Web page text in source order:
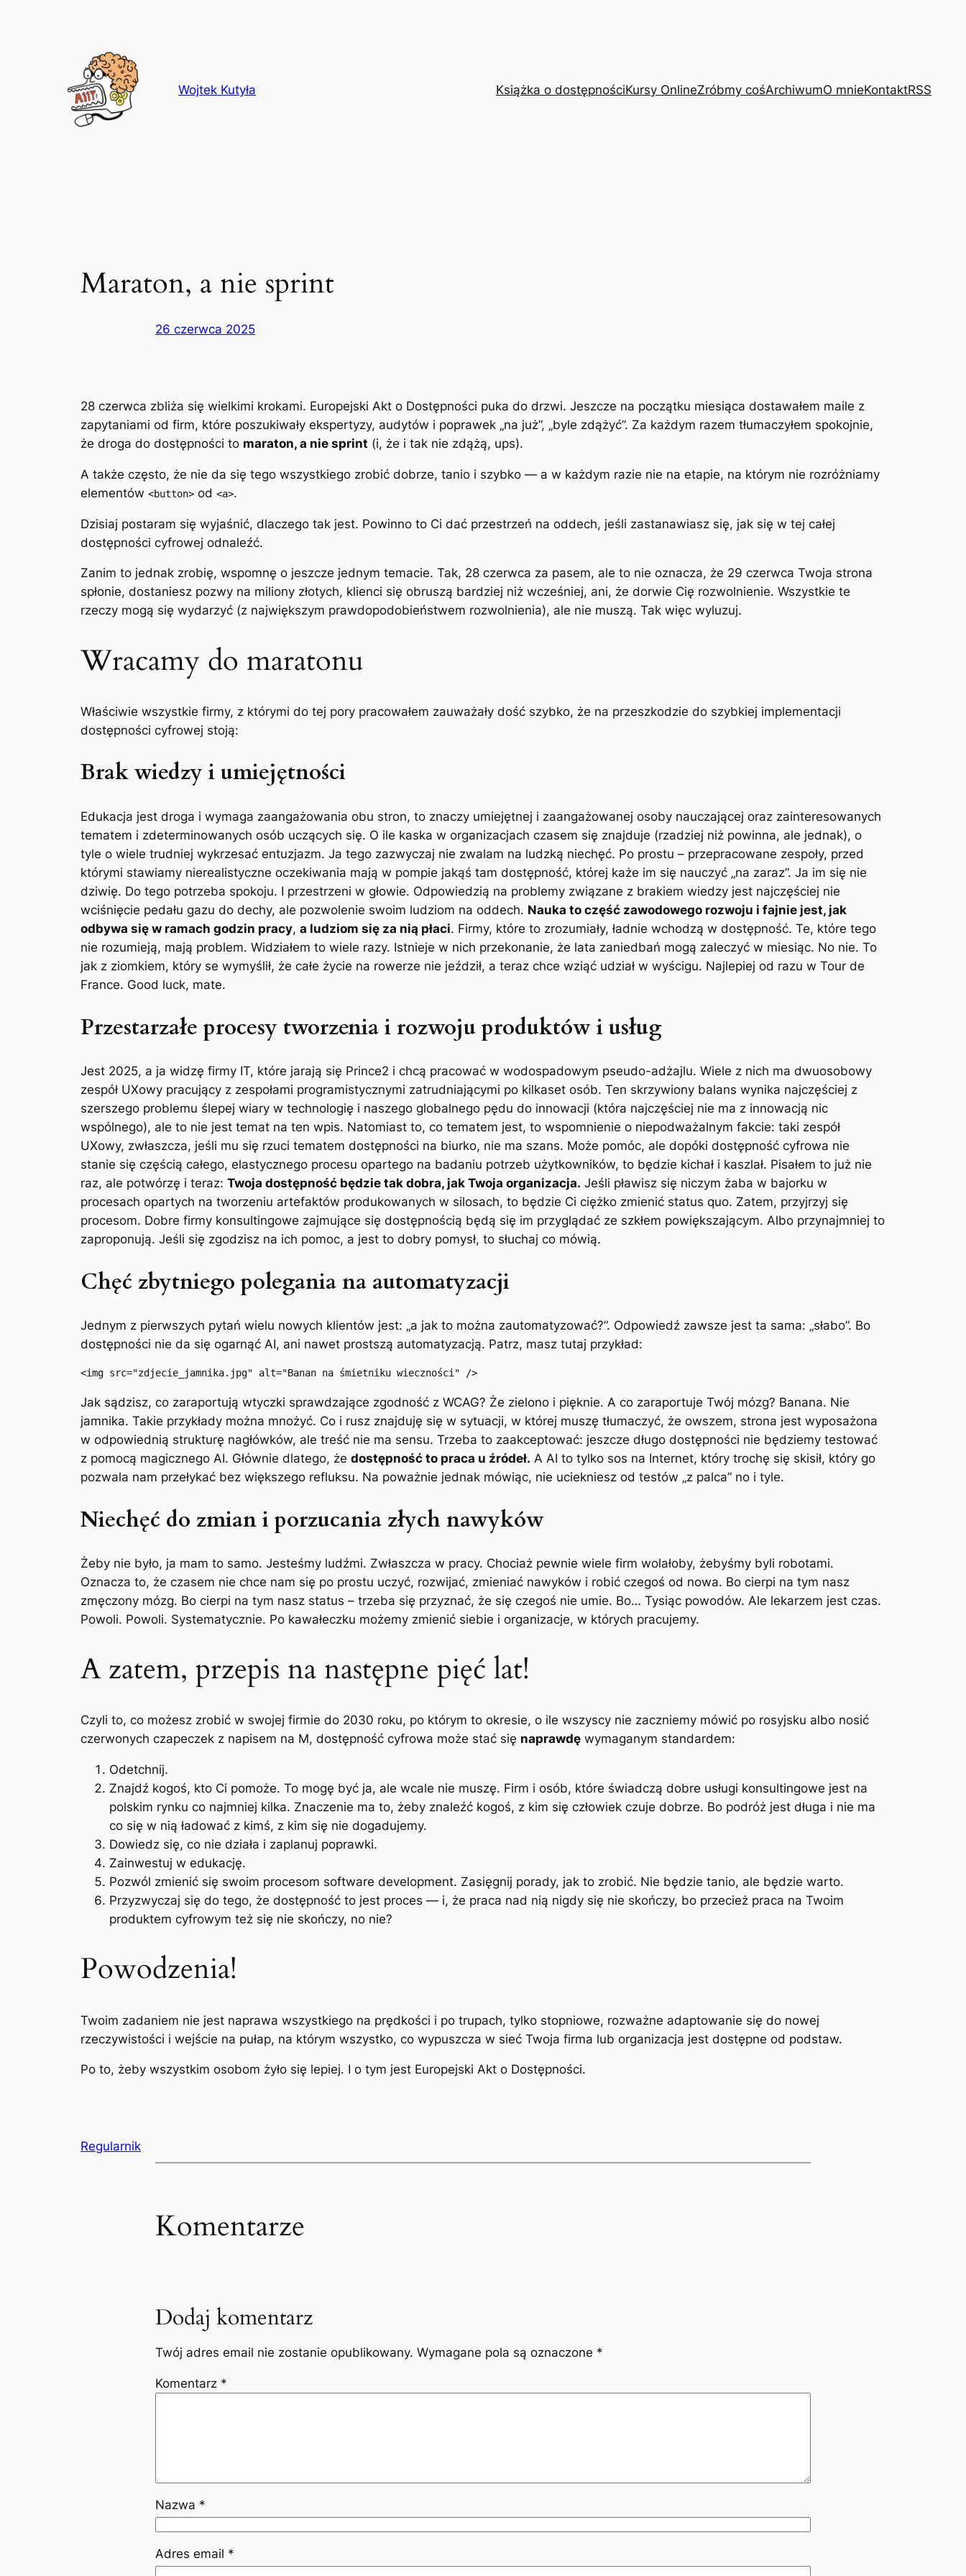
Wojtek Kutyła Książka o dostępnościKursy OnlineZróbmy cośArchiwumO mnieKontaktRSS
Maraton, a nie sprint
26 czerwca 2025
28 czerwca zbliża się wielkimi krokami. Europejski Akt o Dostępności puka do drzwi. Jeszcze na początku miesiąca dostawałem maile z
zapytaniami od firm, które poszukiwały ekspertyzy, audytów i poprawek „na już”, „byle zdążyć”. Za każdym razem tłumaczyłem spokojnie,
że droga do dostępności to maraton, a nie sprint (i, że i tak nie zdążą, ups).
A także często, że nie da się tego wszystkiego zrobić dobrze, tanio i szybko — a w każdym razie nie na etapie, na którym nie rozróżniamy
elementów <button> od <a>.
Dzisiaj postaram się wyjaśnić, dlaczego tak jest. Powinno to Ci dać przestrzeń na oddech, jeśli zastanawiasz się, jak się w tej całej
dostępności cyfrowej odnaleźć.
Zanim to jednak zrobię, wspomnę o jeszcze jednym temacie. Tak, 28 czerwca za pasem, ale to nie oznacza, że 29 czerwca Twoja strona
spłonie, dostaniesz pozwy na miliony złotych, klienci się obruszą bardziej niż wcześniej, ani, że dorwie Cię rozwolnienie. Wszystkie te
rzeczy mogą się wydarzyć (z największym prawdopodobieństwem rozwolnienia), ale nie muszą. Tak więc wyluzuj.
Wracamy do maratonu
Właściwie wszystkie firmy, z którymi do tej pory pracowałem zauważały dość szybko, że na przeszkodzie do szybkiej implementacji
dostępności cyfrowej stoją:
Brak wiedzy i umiejętności
Edukacja jest droga i wymaga zaangażowania obu stron, to znaczy umiejętnej i zaangażowanej osoby nauczającej oraz zainteresowanych
tematem i zdeterminowanych osób uczących się. O ile kaska w organizacjach czasem się znajduje (rzadziej niż powinna, ale jednak), o
tyle o wiele trudniej wykrzesać entuzjazm. Ja tego zazwyczaj nie zwalam na ludzką niechęć. Po prostu – przepracowane zespoły, przed
którymi stawiamy nierealistyczne oczekiwania mają w pompie jakąś tam dostępność, której każe im się nauczyć „na zaraz”. Ja im się nie
dziwię. Do tego potrzeba spokoju. I przestrzeni w głowie. Odpowiedzią na problemy związane z brakiem wiedzy jest najczęściej nie
wciśnięcie pedału gazu do dechy, ale pozwolenie swoim ludziom na oddech. Nauka to część zawodowego rozwoju i fajnie jest, jak
odbywa się w ramach godzin pracy, a ludziom się za nią płaci. Firmy, które to zrozumiały, ładnie wchodzą w dostępność. Te, które tego
nie rozumieją, mają problem. Widziałem to wiele razy. Istnieje w nich przekonanie, że lata zaniedbań mogą zaleczyć w miesiąc. No nie. To
jak z ziomkiem, który se wymyślił, że całe życie na rowerze nie jeździł, a teraz chce wziąć udział w wyścigu. Najlepiej od razu w Tour de
France. Good luck, mate.
Przestarzałe procesy tworzenia i rozwoju produktów i usług
Jest 2025, a ja widzę firmy IT, które jarają się Prince2 i chcą pracować w wodospadowym pseudo-adżajlu. Wiele z nich ma dwuosobowy
zespół UXowy pracujący z zespołami programistycznymi zatrudniającymi po kilkaset osób. Ten skrzywiony balans wynika najczęściej z
szerszego problemu ślepej wiary w technologię i naszego globalnego pędu do innowacji (która najczęściej nie ma z innowacją nic
wspólnego), ale to nie jest temat na ten wpis. Natomiast to, co tematem jest, to wspomnienie o niepodważalnym fakcie: taki zespół
UXowy, zwłaszcza, jeśli mu się rzuci tematem dostępności na biurko, nie ma szans. Może pomóc, ale dopóki dostępność cyfrowa nie
stanie się częścią całego, elastycznego procesu opartego na badaniu potrzeb użytkowników, to będzie kichał i kaszlał. Pisałem to już nie
raz, ale potwórzę i teraz: Twoja dostępność będzie tak dobra, jak Twoja organizacja. Jeśli pławisz się niczym żaba w bajorku w
procesach opartych na tworzeniu artefaktów produkowanych w silosach, to będzie Ci ciężko zmienić status quo. Zatem, przyjrzyj się
procesom. Dobre firmy konsultingowe zajmujące się dostępnością będą się im przyglądać ze szkłem powiększającym. Albo przynajmniej to
zaproponują. Jeśli się zgodzisz na ich pomoc, a jest to dobry pomysł, to słuchaj co mówią.
Chęć zbytniego polegania na automatyzacji
Jednym z pierwszych pytań wielu nowych klientów jest: „a jak to można zautomatyzować?”. Odpowiedź zawsze jest ta sama: „słabo”. Bo
dostępności nie da się ogarnąć AI, ani nawet prostszą automatyzacją. Patrz, masz tutaj przykład:
<img src="zdjecie_jamnika.jpg" alt="Banan na śmietniku wieczności" />
Jak sądzisz, co zaraportują wtyczki sprawdzające zgodność z WCAG? Że zielono i pięknie. A co zaraportuje Twój mózg? Banana. Nie
jamnika. Takie przykłady można mnożyć. Co i rusz znajduję się w sytuacji, w której muszę tłumaczyć, że owszem, strona jest wyposażona
w odpowiednią strukturę nagłówków, ale treść nie ma sensu. Trzeba to zaakceptować: jeszcze długo dostępności nie będziemy testować
z pomocą magicznego AI. Głównie dlatego, że dostępność to praca u źródeł. A AI to tylko sos na Internet, który trochę się skisił, który go
pozwala nam przełykać bez większego refluksu. Na poważnie jednak mówiąc, nie uciekniesz od testów „z palca” no i tyle.
Niechęć do zmian i porzucania złych nawyków
Żeby nie było, ja mam to samo. Jesteśmy ludźmi. Zwłaszcza w pracy. Chociaż pewnie wiele firm wolałoby, żebyśmy byli robotami.
Oznacza to, że czasem nie chce nam się po prostu uczyć, rozwijać, zmieniać nawyków i robić czegoś od nowa. Bo cierpi na tym nasz
zmęczony mózg. Bo cierpi na tym nasz status – trzeba się przyznać, że się czegoś nie umie. Bo… Tysiąc powodów. Ale lekarzem jest czas.
Powoli. Powoli. Systematycznie. Po kawałeczku możemy zmienić siebie i organizacje, w których pracujemy.
A zatem, przepis na następne pięć lat!
Czyli to, co możesz zrobić w swojej firmie do 2030 roku, po którym to okresie, o ile wszyscy nie zaczniemy mówić po rosyjsku albo nosić
czerwonych czapeczek z napisem na M, dostępność cyfrowa może stać się naprawdę wymaganym standardem:
Odetchnij.
Znajdź kogoś, kto Ci pomoże. To mogę być ja, ale wcale nie muszę. Firm i osób, które świadczą dobre usługi konsultingowe jest na
polskim rynku co najmniej kilka. Znaczenie ma to, żeby znaleźć kogoś, z kim się człowiek czuje dobrze. Bo podróż jest długa i nie ma
co się w nią ładować z kimś, z kim się nie dogadujemy.
Dowiedz się, co nie działa i zaplanuj poprawki.
Zainwestuj w edukację.
Pozwól zmienić się swoim procesom software development. Zasięgnij porady, jak to zrobić. Nie będzie tanio, ale będzie warto.
Przyzwyczaj się do tego, że dostępność to jest proces — i, że praca nad nią nigdy się nie skończy, bo przecież praca na Twoim
produktem cyfrowym też się nie skończy, no nie?
Powodzenia!
Twoim zadaniem nie jest naprawa wszystkiego na prędkości i po trupach, tylko stopniowe, rozważne adaptowanie się do nowej
rzeczywistości i wejście na pułap, na którym wszystko, co wypuszcza w sieć Twoja firma lub organizacja jest dostępne od podstaw.
Po to, żeby wszystkim osobom żyło się lepiej. I o tym jest Europejski Akt o Dostępności.
Regularnik
Komentarze
Dodaj komentarz
Twój adres email nie zostanie opublikowany. Wymagane pola są oznaczone *
Komentarz *
Nazwa *
Adres email *